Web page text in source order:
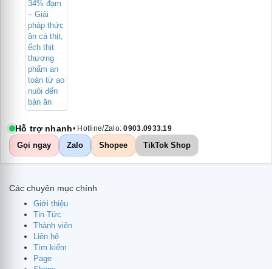
Hỗ trợ nhanh• Hotline/Zalo:0903.0933.19
Gọi ngay Zalo Shopee TikTok Shop
Các chuyên mục chính
Giới thiệu
Tin Tức
Thành viên
Liên hệ
Tìm kiếm
Page